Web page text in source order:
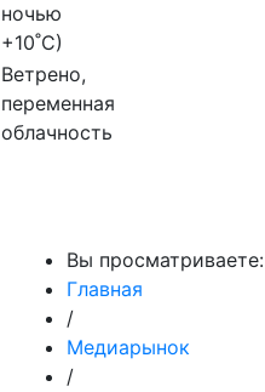
ночью
+10˚C)
Ветрено,
переменная
облачность
Вы просматриваете:
Главная
/
Медиарынок
/